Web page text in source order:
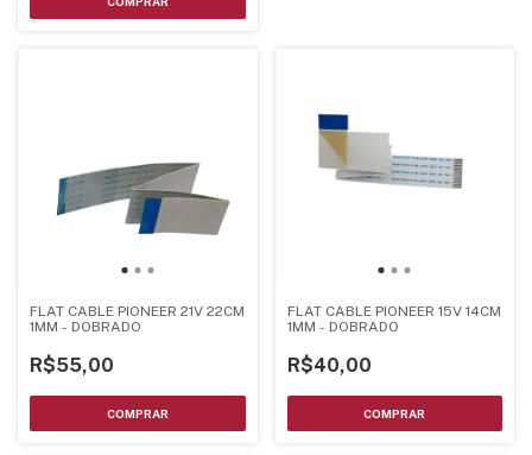
FLAT CABLE PIONEER 21V 22CM
1MM - DOBRADO
R$55,00
FLAT CABLE PIONEER 15V 14CM
1MM - DOBRADO
R$40,00